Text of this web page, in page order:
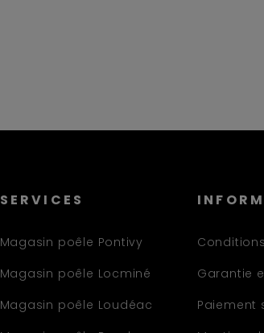
SERVICES
Magasin poêle Pontivy
Magasin poêle Locminé
Magasin poêle Loudéac
Garantie
Paiement